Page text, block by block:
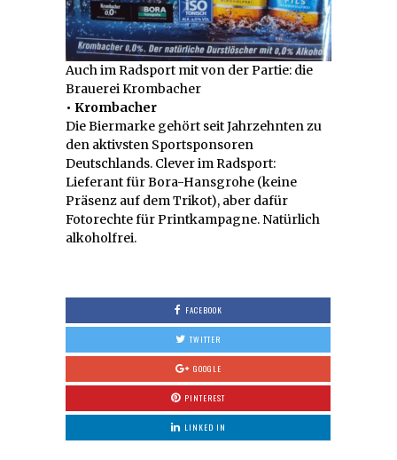
Auch im Radsport mit von der Partie: die
Brauerei Krombacher
• Krombacher
Die Biermarke gehört seit Jahrzehnten zu
den aktivsten Sportsponsoren
Deutschlands. Clever im Radsport:
Lieferant für Bora-Hansgrohe (keine
Präsenz auf dem Trikot), aber dafür
Fotorechte für Printkampagne. Natürlich
alkoholfrei.
FACEBOOK
TWITTER
GOOGLE
PINTEREST
LINKED IN